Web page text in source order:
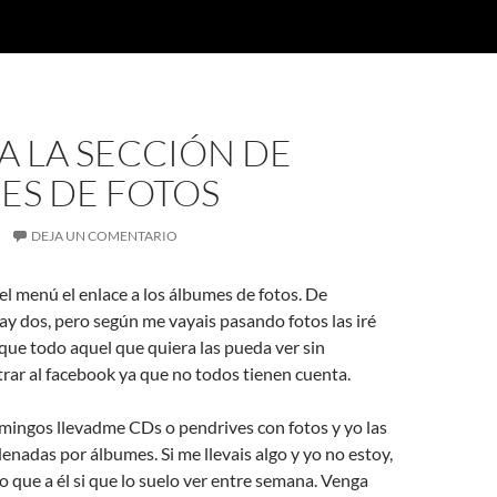
LA SECCIÓN DE
DE FOTOS
DEJA UN COMENTARIO
menú el enlace a los álbumes de fotos. De
dos, pero según me vayais pasando fotos las iré
todo aquel que quiera las pueda ver sin
al facebook ya que no todos tienen cuenta.
llevadme CDs o pendrives con fotos y yo las
por álbumes. Si me llevais algo y yo no estoy,
que a él si que lo suelo ver entre semana. Venga